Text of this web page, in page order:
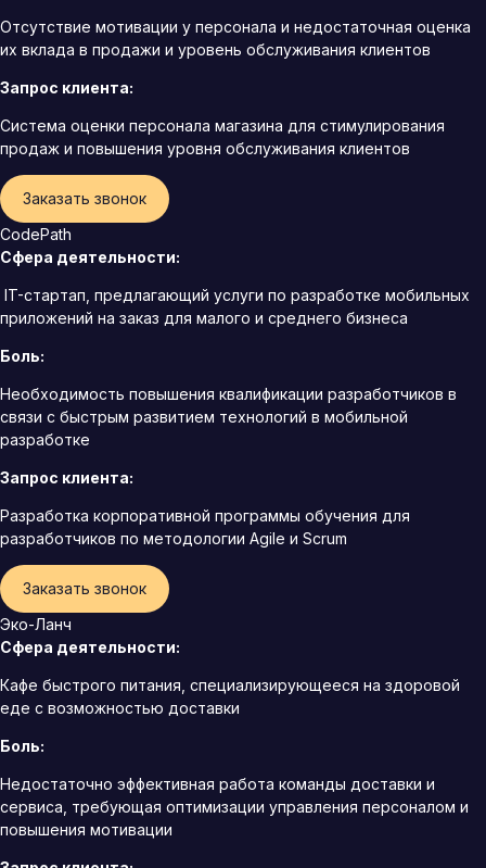
Отсутствие мотивации у персонала и недостаточная оценка
их вклада в продажи и уровень обслуживания клиентов
Запрос клиента:
Система оценки персонала магазина для стимулирования
продаж и повышения уровня обслуживания клиентов
Заказать звонок
CodePath
Сфера деятельности:
IT-стартап, предлагающий услуги по разработке мобильных
приложений на заказ для малого и среднего бизнеса
Боль:
Необходимость повышения квалификации разработчиков в
связи с быстрым развитием технологий в мобильной
разработке
Запрос клиента:
Разработка корпоративной программы обучения для
разработчиков по методологии Agile и Scrum
Заказать звонок
Эко-Ланч
Сфера деятельности:
Кафе быстрого питания, специализирующееся на здоровой
еде с возможностью доставки
Боль:
Недостаточно эффективная работа команды доставки и
сервиса, требующая оптимизации управления персоналом и
повышения мотивации